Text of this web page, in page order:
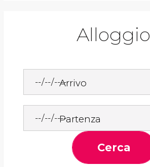
Alloggio
Arrivo
Partenza
Cerca